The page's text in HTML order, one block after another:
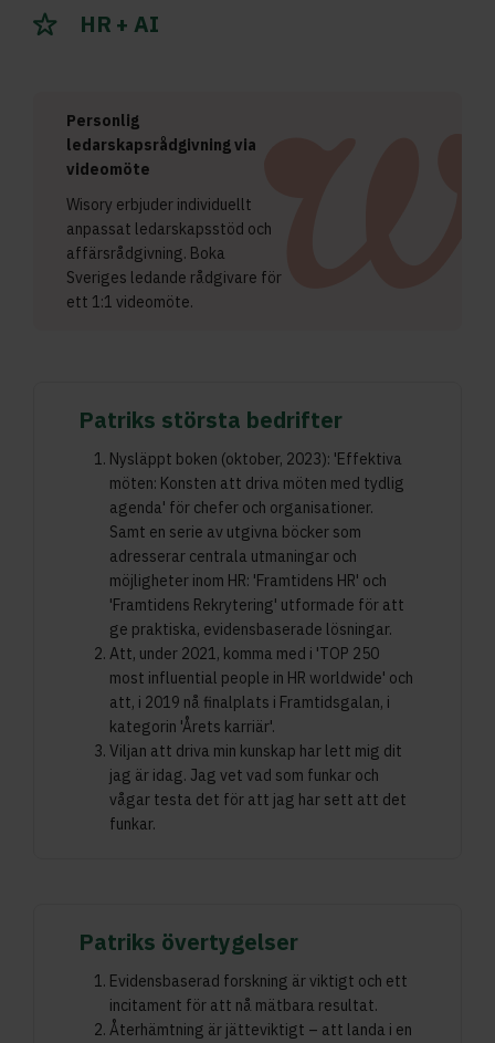
HR + AI
Personlig
ledarskapsrådgivning via
videomöte
Wisory erbjuder individuellt
anpassat ledarskapsstöd och
affärsrådgivning. Boka
Sveriges ledande rådgivare för
ett 1:1 videomöte.
Patriks största bedrifter
Nysläppt boken (oktober, 2023): 'Effektiva
möten: Konsten att driva möten med tydlig
agenda' för chefer och organisationer.
Samt en serie av utgivna böcker som
adresserar centrala utmaningar och
möjligheter inom HR: 'Framtidens HR' och
'Framtidens Rekrytering' utformade för att
ge praktiska, evidensbaserade lösningar.
Att, under 2021, komma med i 'TOP 250
most influential people in HR worldwide' och
att, i 2019 nå finalplats i Framtidsgalan, i
kategorin 'Årets karriär'.
Viljan att driva min kunskap har lett mig dit
jag är idag. Jag vet vad som funkar och
vågar testa det för att jag har sett att det
funkar.
Patriks övertygelser
Evidensbaserad forskning är viktigt och ett
incitament för att nå mätbara resultat.
Återhämtning är jätteviktigt – att landa i en